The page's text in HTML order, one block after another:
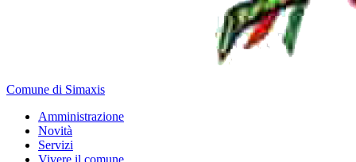
Comune di Simaxis
Amministrazione
Novità
Servizi
Vivere il comune